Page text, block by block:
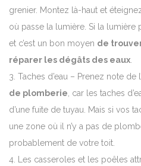
grenier. Montez là-haut et
où passe la lumière. Si la lumière
et c’est un bon moyen
de
réparer les dégâts des eaux
3. Taches d’eau – Prenez note de
de plomberie
, car les taches
d’une fuite de tuyau. Mais si vos
une zone où il n’y a pas de
probablement de votre toit.
4. Les casseroles et les poêles